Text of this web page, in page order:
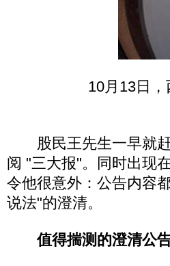
10月13日，
股民王先生一早就赶
阅 "三大报"。同时出现
令他很意外：公告内容
说法"的澄清。
值得揣测的澄清公